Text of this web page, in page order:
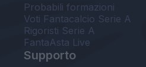
Probabili formazioni
Voti Fantacalcio Serie A
Rigoristi Serie A
FantaAsta Live
Supporto